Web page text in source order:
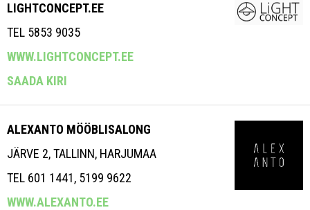
LIGHTCONCEPT.EE
TEL 5853 9035
WWW.LIGHTCONCEPT.EE
SAADA KIRI
ALEXANTO MÖÖBLISALONG
JÄRVE 2, TALLINN, HARJUMAA
TEL 601 1441, 5199 9622
WWW.ALEXANTO.EE